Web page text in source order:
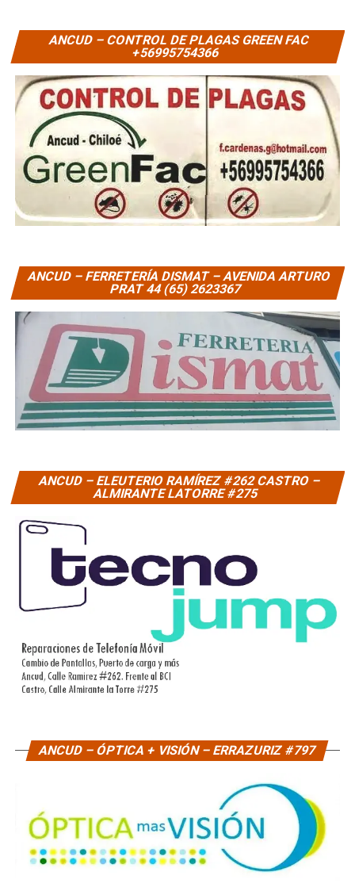
ANCUD – CONTROL DE PLAGAS GREEN FAC
+56995754366
ANCUD – FERRETERÍA DISMAT – AVENIDA ARTURO
PRAT 44 (65) 2623367
ANCUD – ELEUTERIO RAMÍREZ #262 CASTRO –
ALMIRANTE LATORRE #275
ANCUD – ÓPTICA + VISIÓN – ERRAZURIZ #797